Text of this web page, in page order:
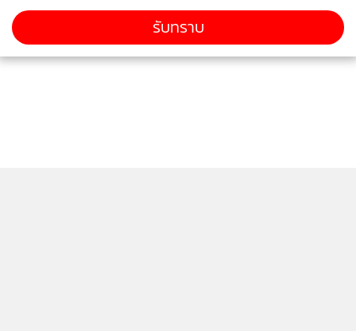
รับทราบ